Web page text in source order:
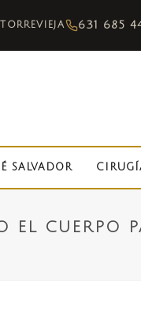
TORREVIEJA 631 685
SALVADOR
EL CUERPO